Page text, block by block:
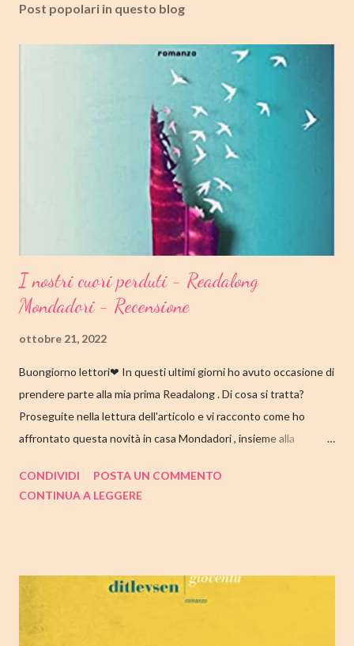
Post popolari in questo blog
I nostri cuori perduti - Readalong
Mondadori - Recensione
ottobre 21, 2022
Buongiorno lettori❤ In questi ultimi giorni ho avuto occasione di
prendere parte alla mia prima Readalong . Di cosa si tratta?
Proseguite nella lettura dell'articolo e vi racconto come ho
affrontato questa novità in casa Mondadori , insieme alla
ringraziamenti. Nell'articolo di seguito parliamo quindi di " I nostri
ROMANZO PAGINE: 348 PREZZO: 19.00/EBOOK 10.99 Link
CONDIVIDI
POSTA UN COMMENTO
CONTINUA A LEGGERE